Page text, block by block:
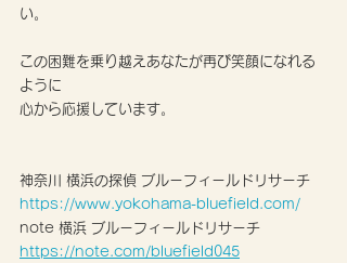
い。
この困難を乗り越えあなたが再び笑顔になれる
ように
心から応援しています。
神奈川 横浜の探偵 ブルーフィールドリサーチ
https://www.yokohama-bluefield.com/
note 横浜 ブルーフィールドリサーチ
https://note.com/bluefield045